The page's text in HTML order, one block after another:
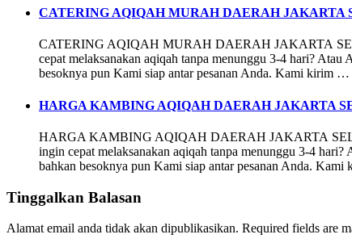
CATERING AQIQAH MURAH DAERAH
CATERING AQIQAH MURAH DAERAH JAKARTA
cepat melaksanakan aqiqah tanpa menunggu 3-4 hari?
besoknya pun Kami siap antar pesanan Anda. Kami kirim …
HARGA KAMBING AQIQAH DAERAH JAKARTA
HARGA KAMBING AQIQAH DAERAH JAKARTA
ingin cepat melaksanakan aqiqah tanpa menunggu 3-4
bahkan besoknya pun Kami siap antar pesanan Anda.
Tinggalkan Balasan
Alamat email anda tidak akan dipublikasikan. Required fields are